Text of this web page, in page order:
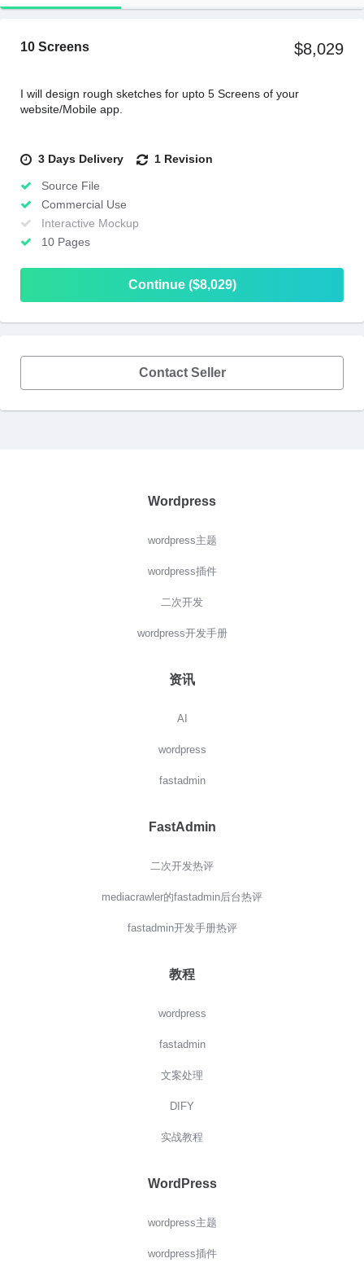
10 Screens $8,029
I will design rough sketches for upto 5 Screens of your
website/Mobile app.
3 Days Delivery 1 Revision
Source File
Commercial Use
Interactive Mockup
10 Pages
Continue ($8,029)
Contact Seller
Wordpress
wordpress主题
wordpress插件
二次开发
wordpress开发手册
资讯
AI
wordpress
fastadmin
FastAdmin
二次开发热评
mediacrawler的fastadmin后台热评
fastadmin开发手册热评
教程
wordpress
fastadmin
文案处理
DIFY
实战教程
WordPress
wordpress主题
wordpress插件